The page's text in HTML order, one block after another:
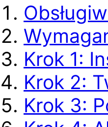
Krok 1:
Krok 2:
Krok 3: